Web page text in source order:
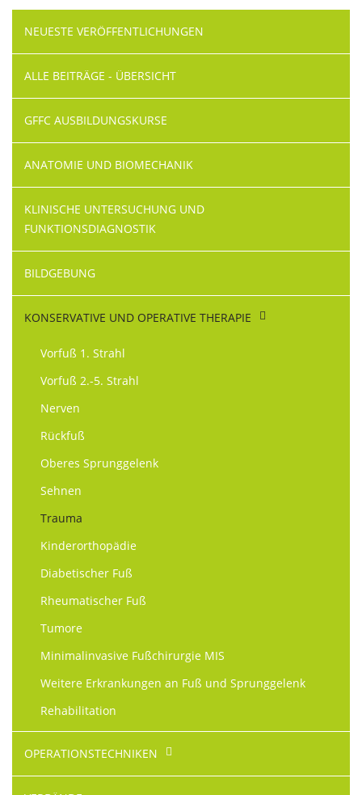
überspringen
NEUESTE VERÖFFENTLICHUNGEN
ALLE BEITRÄGE - ÜBERSICHT
GFFC AUSBILDUNGSKURSE
ANATOMIE UND BIOMECHANIK
KLINISCHE UNTERSUCHUNG UND
FUNKTIONSDIAGNOSTIK
BILDGEBUNG
KONSERVATIVE UND OPERATIVE THERAPIE
Vorfuß 1. Strahl
Vorfuß 2.-5. Strahl
Nerven
Rückfuß
Oberes Sprunggelenk
Sehnen
Trauma
Kinderorthopädie
Diabetischer Fuß
Rheumatischer Fuß
Tumore
Minimalinvasive Fußchirurgie MIS
Weitere Erkrankungen an Fuß und Sprunggelenk
Rehabilitation
OPERATIONS­TECHNIKEN